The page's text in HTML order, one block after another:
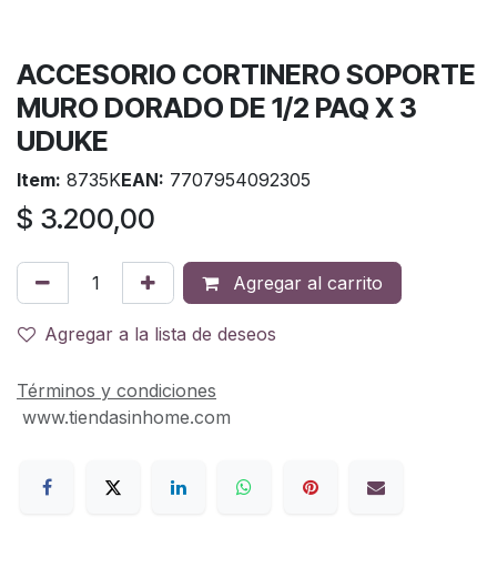
ACCESORIO CORTINERO SOPORTE
MURO DORADO DE 1/2 PAQ X 3
UDUKE
Item: 8735KEAN: 7707954092305
$ 3.200,00
Agregar al carrito
Agregar a la lista de deseos
Términos y condiciones
www.tiendasinhome.com